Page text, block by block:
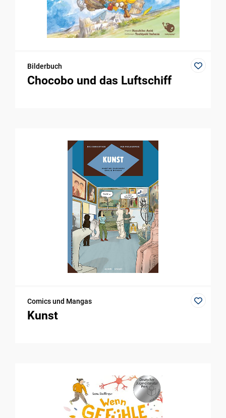
Bilderbuch
Chocobo und das Luftschiff
Comics und Mangas
Kunst